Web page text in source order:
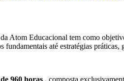
Atom Educacional tem como
fundamentais até estratégias
960 horas , composta